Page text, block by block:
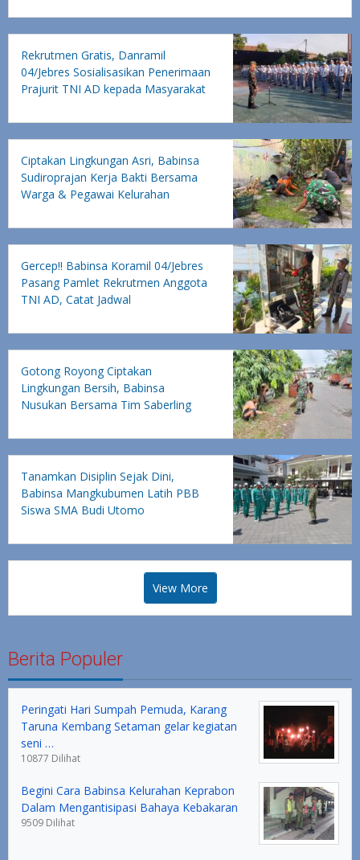
Rekrutmen Gratis, Danramil
04/Jebres Sosialisasikan Penerimaan
Prajurit TNI AD kepada Masyarakat
Ciptakan Lingkungan Asri, Babinsa
Sudiroprajan Kerja Bakti Bersama
Warga & Pegawai Kelurahan
Gercep!! Babinsa Koramil 04/Jebres
Pasang Pamlet Rekrutmen Anggota
TNI AD, Catat Jadwal
Gotong Royong Ciptakan
Lingkungan Bersih, Babinsa
Nusukan Bersama Tim Saberling
Tanamkan Disiplin Sejak Dini,
Babinsa Mangkubumen Latih PBB
Siswa SMA Budi Utomo
View More
Berita Populer
Peringati Hari Sumpah Pemuda, Karang
Taruna Kembang Setaman gelar kegiatan
seni …
10877 Dilihat
Begini Cara Babinsa Kelurahan Keprabon
Dalam Mengantisipasi Bahaya Kebakaran
9509 Dilihat